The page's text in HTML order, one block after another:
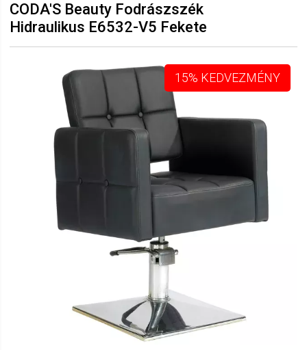
CODA'S Beauty Fodrászszék
Hidraulikus E6532-V5 Fekete
15% KEDVEZMÉNY